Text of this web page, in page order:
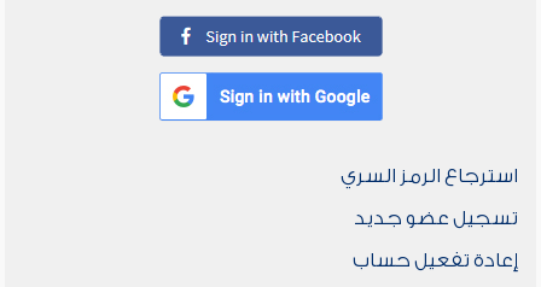
استرجاع الرمز السري
تسجيل عضو جديد
إعادة تفعيل حساب